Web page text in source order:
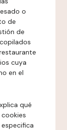
o
de
de
cuya
en el
qué